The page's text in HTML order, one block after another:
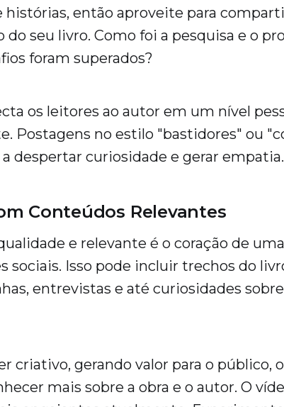
histórias, então aproveite para
do seu livro. Como foi a pesquisa e o
foram superados?
os leitores ao autor em um nível
Postagens no estilo "bastidores" ou
despertar curiosidade e gerar empatia.
Conteúdos Relevantes
e relevante é o coração de
sociais. Isso pode incluir trechos do
entrevistas e até curiosidades
criativo, gerando valor para o público,
mais sobre a obra e o autor. O